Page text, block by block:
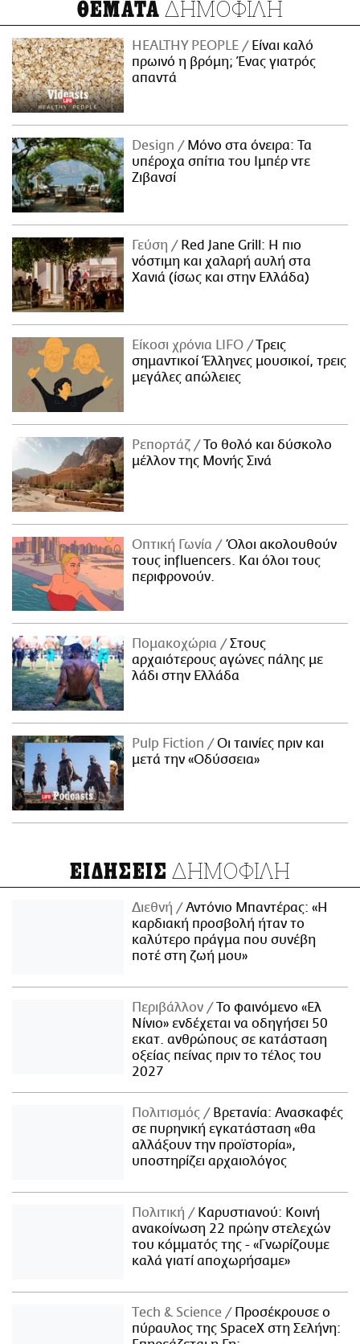
ΘΕΜΑΤΑ ΔΗΜΟΦΙΛΗ
HEALTHY PEOPLE
Είναι καλό
πρωινό η βρόμη; Ένας γιατρός
απαντά
Design
Μόνο στα όνειρα: Τα
υπέροχα σπίτια του Ιμπέρ ντε
Ζιβανσί
Γεύση
Red Jane Grill: Η πιο
νόστιμη και χαλαρή αυλή στα
Χανιά (ίσως και στην Ελλάδα)
Είκοσι χρόνια LIFO
Tρεις
σημαντικοί Έλληνες μουσικοί, τρεις
μεγάλες απώλειες
Ρεπορτάζ
Το θολό και δύσκολο
μέλλον της Μονής Σινά
Οπτική Γωνία
Όλοι ακολουθούν
τους influencers. Και όλοι τους
περιφρονούν.
Πομακοχώρια
Στους
αρχαιότερους αγώνες πάλης με
λάδι στην Ελλάδα
Pulp Fiction
Οι ταινίες πριν και
μετά την «Οδύσσεια»
ΕΙΔΗΣΕΙΣ ΔΗΜΟΦΙΛΗ
Διεθνή
Αντόνιο Μπαντέρας: «Η
καρδιακή προσβολή ήταν το
καλύτερο πράγμα που συνέβη
ποτέ στη ζωή μου»
Περιβάλλον
Το φαινόμενο «Ελ
Νίνιο» ενδέχεται να οδηγήσει 50
εκατ. ανθρώπους σε κατάσταση
οξείας πείνας πριν το τέλος του
2027
Πολιτισμός
Βρετανία: Ανασκαφές
σε πυρηνική εγκατάσταση «θα
αλλάξουν την προϊστορία»,
υποστηρίζει αρχαιολόγος
Πολιτική
Καρυστιανού: Κοινή
ανακοίνωση 22 πρώην στελεχών
του κόμματός της - «Γνωρίζουμε
καλά γιατί αποχωρήσαμε»
Τech & Science
Προσέκρουσε ο
πύραυλος της SpaceX στη Σελήνη: